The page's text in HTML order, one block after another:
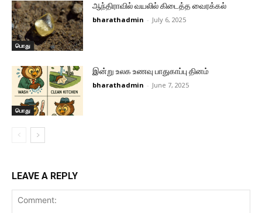
பொது
ஆந்திராவில் வயலில் கிடைத்த வைரக்கல்
bharathadmin - July 6, 2025
பொது
இன்று உலக உணவு பாதுகாப்பு தினம்
bharathadmin - June 7, 2025
LEAVE A REPLY